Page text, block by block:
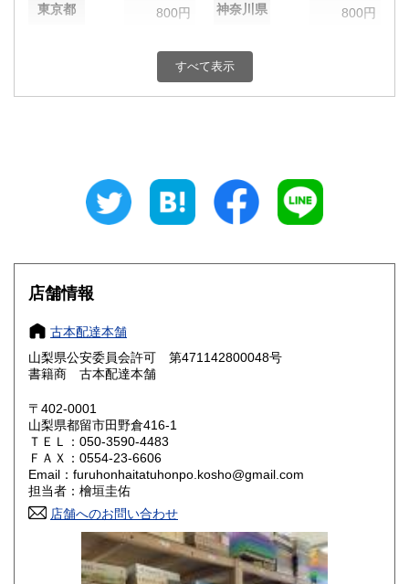
東京都 800円 神奈川県 800円
800円 富山県
800円 三重県
大阪府
奈良県
鳥取県 800円 島根県
岡山県
山口県 800円
香川県 800円 愛媛県
高知県 800円
800円 長崎県
すべて表示
店舗情報
古本配達本舗
山梨県公安委員会許可 第471142800048号
書籍商 古本配達本舗
〒402-0001
山梨県都留市田野倉416-1
ＴＥＬ：050-3590-4483
ＦＡＸ：0554-23-6606
Email：furuhonhaitatuhonpo.kosho@gmail.com
担当者：檜垣圭佑
店舗へのお問い合わせ